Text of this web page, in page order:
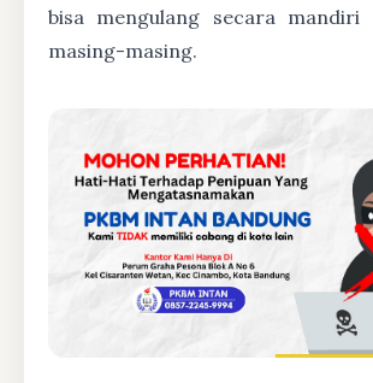
bisa mengulang secara mandiri
masing-masing.